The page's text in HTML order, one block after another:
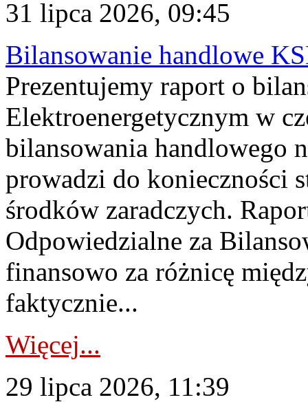
31 lipca 2026, 09:45
Bilansowanie handlowe
Prezentujemy raport o
Elektroenergetycznym w
bilansowania handlowego
prowadzi do konieczności
środków zaradczych.
Odpowiedzialne za
finansowo za różnicę
faktycznie...
Więcej...
29 lipca 2026, 11:39